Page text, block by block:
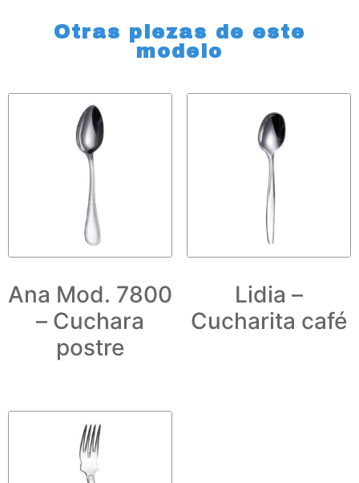
Otras piezas de este
modelo
Ana Mod. 7800
– Cuchara
postre
Lidia –
Cucharita café